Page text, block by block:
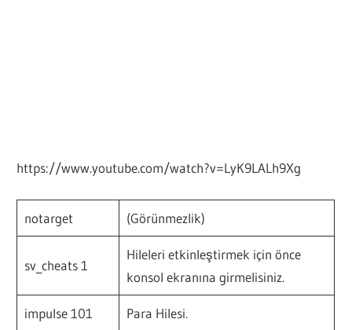
https://www.youtube.com/watch?v=LyK9LALh9Xg
notarget (Görünmezlik)
sv_cheats 1
Hileleri etkinleştirmek için önce
konsol ekranına girmelisiniz.
impulse 101 Para Hilesi.